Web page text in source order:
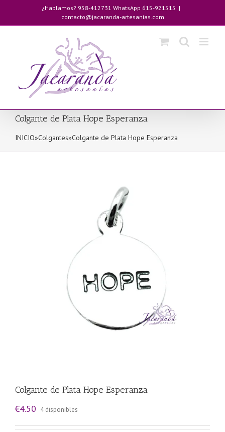
contenido
¿Hablamos? 958-412731 WhatsApp 615-921515 |
contacto@jacaranda-artesanias.com
Colgante de Plata Hope Esperanza
INICIO»Colgantes»Colgante de Plata Hope Esperanza
Colgante de Plata Hope Esperanza
€4.50 4 disponibles